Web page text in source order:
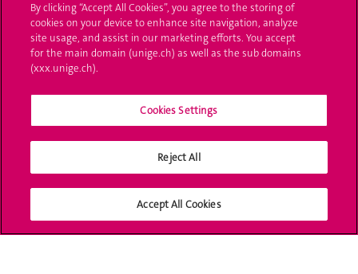
UNIGE Mobile
Médias
Offres d'emploi
Calendrier académique
Médias sociaux UNIGE
By clicking “Accept All Cookies”, you agree to the storing of
cookies on your device to enhance site navigation, analyze
site usage, and assist in our marketing efforts. You accept
for the main domain (unige.ch) as well as the sub domains
(xxx.unige.ch).
Cookies Settings
Reject All
Accept All Cookies